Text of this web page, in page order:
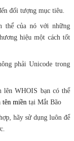
đối tượng mục tiêu.
thể của nó với những
hiệu một cách tốt
phải Unicode trong
lên WHOIS bạn có thể
tên miền tại Mắt Bão
hãy sử dụng luôn để